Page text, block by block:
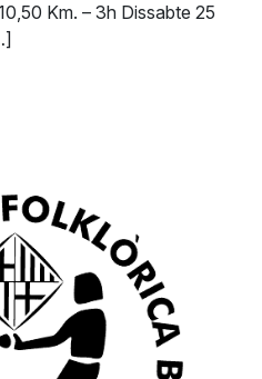
Km. – 3h Dissabte 25